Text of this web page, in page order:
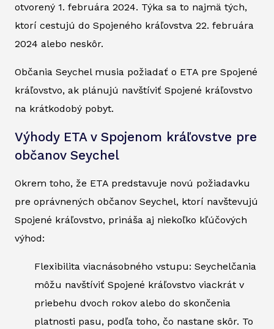
otvorený 1. februára 2024. Týka sa to najmä tých,
ktorí cestujú do Spojeného kráľovstva 22. februára
2024 alebo neskôr.
Občania Seychel musia požiadať o ETA pre Spojené
kráľovstvo, ak plánujú navštíviť Spojené kráľovstvo
na krátkodobý pobyt.
Výhody ETA v Spojenom kráľovstve pre
občanov Seychel
Okrem toho, že ETA predstavuje novú požiadavku
pre oprávnených občanov Seychel, ktorí navštevujú
Spojené kráľovstvo, prináša aj niekoľko kľúčových
výhod:
Flexibilita viacnásobného vstupu: Seychelčania
môžu navštíviť Spojené kráľovstvo viackrát v
priebehu dvoch rokov alebo do skončenia
platnosti pasu, podľa toho, čo nastane skôr. To